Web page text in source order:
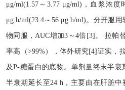
μg/ml(1.57～3.77 μg/ml)，血浆浓
μg.h/ml(23.4～56 μg.h/ml)。分开服
物同服，AUC增加3～4倍[3]。 拉帕
率高（>99%），体外研究[4]证实，
及P-糖蛋白的底物。单剂量终末半衰
半衰期延长至24 h，主要由在肝脏中